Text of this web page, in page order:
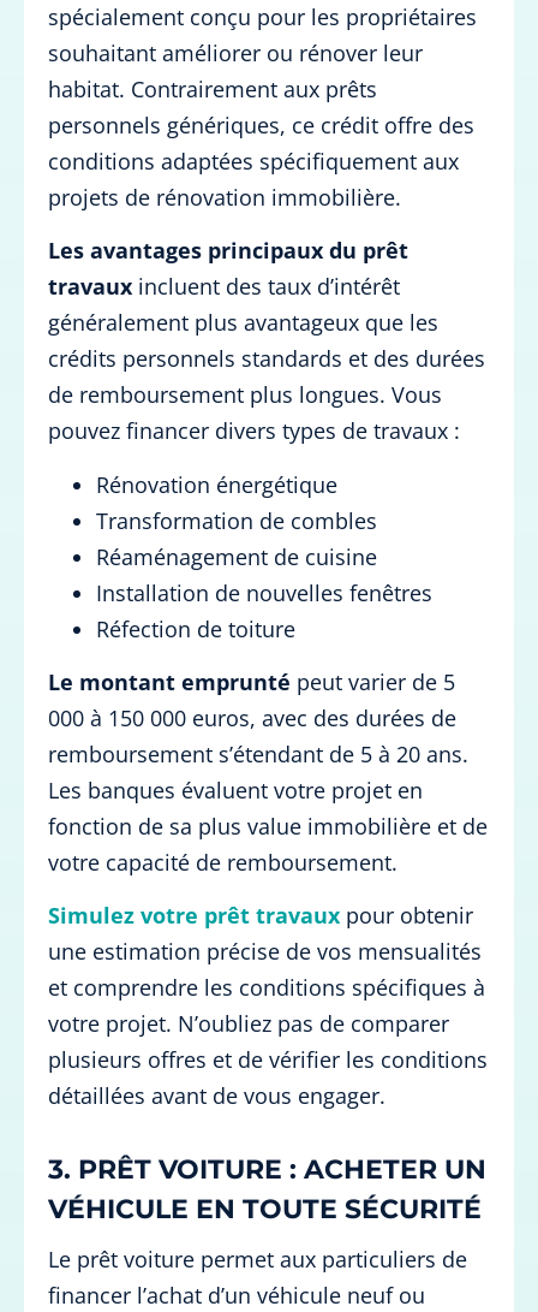
spécialement conçu pour les propriétaires
souhaitant améliorer ou rénover leur
habitat. Contrairement aux prêts
personnels génériques, ce crédit offre des
conditions adaptées spécifiquement aux
projets de rénovation immobilière.
Les avantages principaux du prêt
travaux incluent des taux d’intérêt
généralement plus avantageux que les
crédits personnels standards et des durées
de remboursement plus longues. Vous
pouvez financer divers types de travaux :
Rénovation énergétique
Transformation de combles
Réaménagement de cuisine
Installation de nouvelles fenêtres
Réfection de toiture
Le montant emprunté peut varier de 5
000 à 150 000 euros, avec des durées de
remboursement s’étendant de 5 à 20 ans.
Les banques évaluent votre projet en
fonction de sa plus value immobilière et de
votre capacité de remboursement.
Simulez votre prêt travaux pour obtenir
une estimation précise de vos mensualités
et comprendre les conditions spécifiques à
votre projet. N’oubliez pas de comparer
plusieurs offres et de vérifier les conditions
détaillées avant de vous engager.
3. PRÊT VOITURE : ACHETER UN
VÉHICULE EN TOUTE SÉCURITÉ
Le prêt voiture permet aux particuliers de
financer l’achat d’un véhicule neuf ou